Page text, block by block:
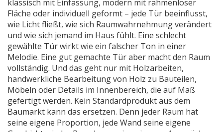
klassisch mit Einfassung, modern mit rahmenloser
Fläche oder individuell geformt – jede Tür beeinflusst,
wie Licht fließt, wie sich Raumwahrnehmung verändert
und wie sich jemand im Haus fühlt. Eine schlecht
gewählte Tür wirkt wie ein falscher Ton in einer
Melodie. Eine gut gemachte Tür aber macht den Raum
vollständig. Und das geht nur mit Holzarbeiten,
handwerkliche Bearbeitung von Holz zu Bauteilen,
Möbeln oder Details im Innenbereich, die auf Maß
gefertigt werden. Kein Standardprodukt aus dem
Baumarkt kann das ersetzen. Denn jeder Raum hat
seine eigene Proportion, jede Wand seine eigene